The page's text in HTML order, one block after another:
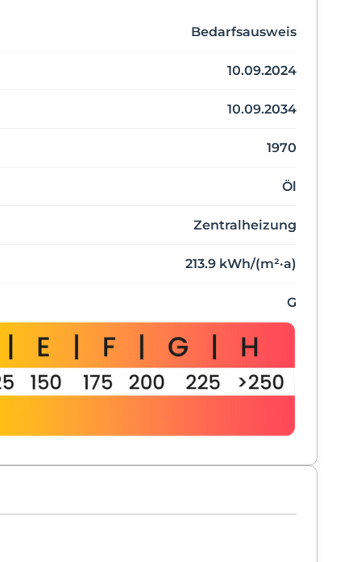
Bedarfsausweis
10.09.2024
10.09.2034
1970
Öl
Zentralheizung
213.9 kWh/(m²·a)
G